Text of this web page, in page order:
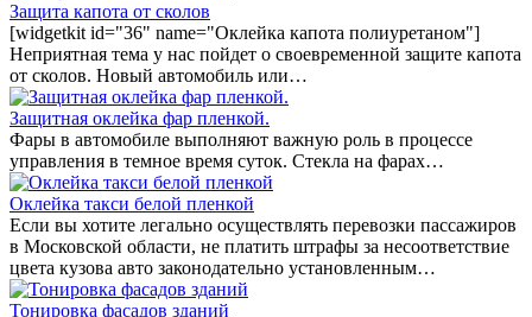
Защита капота от сколов
[widgetkit id="36" name="Оклейка капота полиуретаном"]
Неприятная тема у нас пойдет о своевременной защите капота
от сколов. Новый автомобиль или…
Защитная оклейка фар пленкой.
Фары в автомобиле выполняют важную роль в процессе
управления в темное время суток. Стекла на фарах…
Оклейка такси белой пленкой
Если вы хотите легально осуществлять перевозки пассажиров
в Московской области, не платить штрафы за несоответствие
цвета кузова авто законодательно установленным…
Тонировка фасадов зданий